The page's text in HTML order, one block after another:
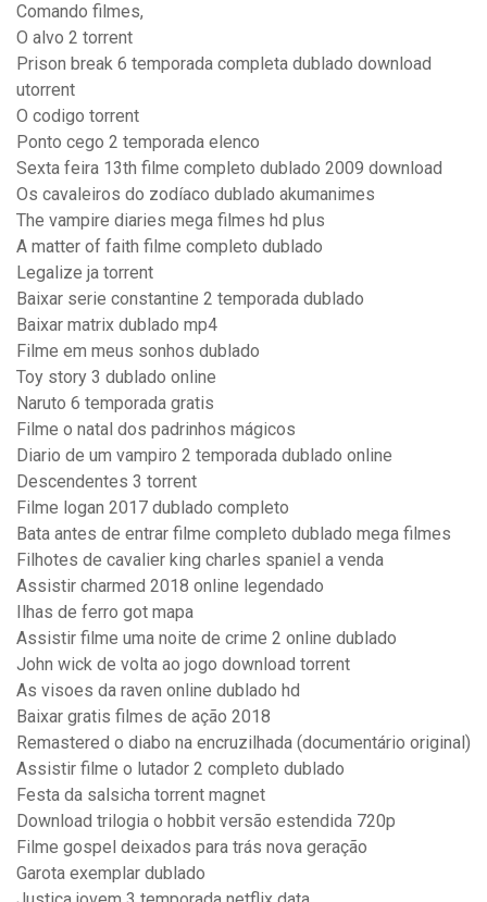
Comando filmes,
O alvo 2 torrent
Prison break 6 temporada completa dublado download
utorrent
O codigo torrent
Ponto cego 2 temporada elenco
Sexta feira 13th filme completo dublado 2009 download
Os cavaleiros do zodíaco dublado akumanimes
The vampire diaries mega filmes hd plus
A matter of faith filme completo dublado
Legalize ja torrent
Baixar serie constantine 2 temporada dublado
Baixar matrix dublado mp4
Filme em meus sonhos dublado
Toy story 3 dublado online
Naruto 6 temporada gratis
Filme o natal dos padrinhos mágicos
Diario de um vampiro 2 temporada dublado online
Descendentes 3 torrent
Filme logan 2017 dublado completo
Bata antes de entrar filme completo dublado mega filmes
Filhotes de cavalier king charles spaniel a venda
Assistir charmed 2018 online legendado
Ilhas de ferro got mapa
Assistir filme uma noite de crime 2 online dublado
John wick de volta ao jogo download torrent
As visoes da raven online dublado hd
Baixar gratis filmes de ação 2018
Remastered o diabo na encruzilhada (documentário original)
Assistir filme o lutador 2 completo dublado
Festa da salsicha torrent magnet
Download trilogia o hobbit versão estendida 720p
Filme gospel deixados para trás nova geração
Garota exemplar dublado